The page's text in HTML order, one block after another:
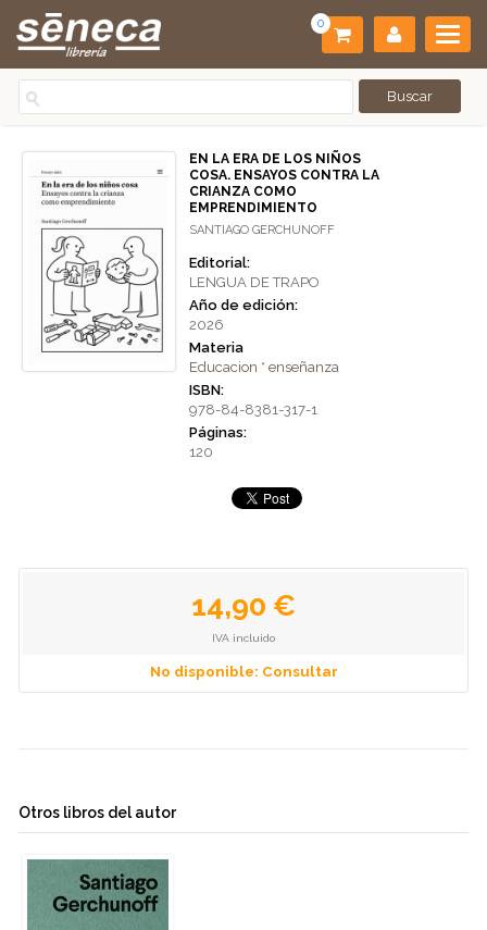
0
EN LA ERA DE LOS NIÑOS
COSA. ENSAYOS CONTRA LA
CRIANZA COMO
EMPRENDIMIENTO
SANTIAGO GERCHUNOFF
Editorial:
LENGUA DE TRAPO
Año de edición:
2026
Materia
Educacion * enseñanza
ISBN:
978-84-8381-317-1
Páginas:
120
14,90 €
IVA incluido
No disponible: Consultar
Otros libros del autor